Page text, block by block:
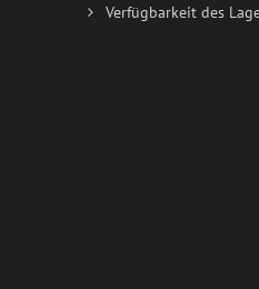
Verfügbarkeit des